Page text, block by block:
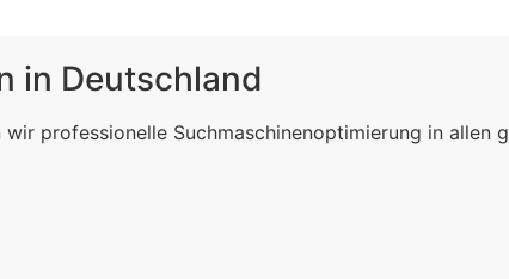
in Deutschland
wir professionelle Suchmaschinenoptimierung in allen